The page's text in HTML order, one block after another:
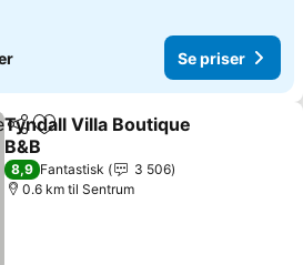
Se priser
Del Legg til i favoritter
Tyndall Villa Boutique
B&B
Se priser
8,9 Fantastisk
3 506
0.6 km til Sentrum